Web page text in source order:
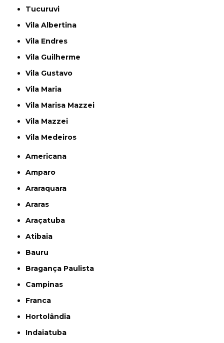
Tucuruvi
Vila Albertina
Vila Endres
Vila Guilherme
Vila Gustavo
Vila Maria
Vila Marisa Mazzei
Vila Mazzei
Vila Medeiros
Americana
Amparo
Araraquara
Araras
Araçatuba
Atibaia
Bauru
Bragança Paulista
Campinas
Franca
Hortolândia
Indaiatuba